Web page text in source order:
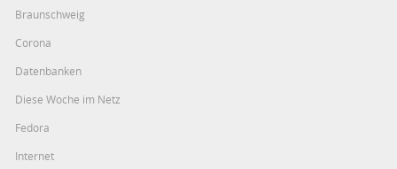
Braunschweig
Corona
Datenbanken
Diese Woche im Netz
Fedora
Internet